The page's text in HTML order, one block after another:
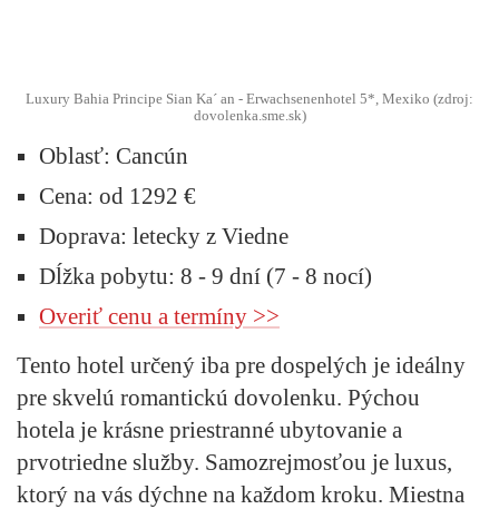
Luxury Bahia Principe Sian Ka´ an - Erwachsenenhotel 5*, Mexiko (zdroj:
dovolenka.sme.sk)
Oblasť: Cancún
Cena: od 1292 €
Doprava: letecky z Viedne
Dĺžka pobytu: 8 - 9 dní (7 - 8 nocí)
Overiť cenu a termíny >>
Tento hotel určený iba pre dospelých je ideálny
pre skvelú romantickú dovolenku. Pýchou
hotela je krásne priestranné ubytovanie a
prvotriedne služby. Samozrejmosťou je luxus,
ktorý na vás dýchne na každom kroku. Miestna